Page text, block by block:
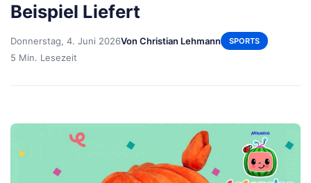
Beispiel Liefert
Donnerstag, 4. Juni 2026Von Christian Lehmann SPORTS
5 Min. Lesezeit